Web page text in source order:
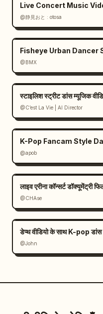
Live Concert Music
@静見おと : otosa
Fisheye Urban Dancer
@BMX
स्टाइलिश स्ट्रीट डांस म्यूजिक
@C’est La Vie | AI Director
K-Pop Fancam Style
@apob
लाइव एरीना कॉन्सर्ट डॉक्यूमेंट्री
@CHAse
डेप्थ वीडियो के साथ K-pop डांस
@John